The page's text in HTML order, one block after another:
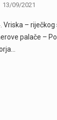
13/09/2021
Vriska –
palače –